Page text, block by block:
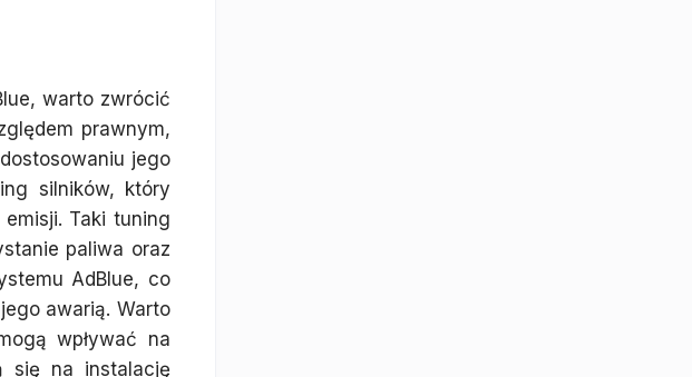
warto zwrócić
prawnym,
jego
silników, który
Taki tuning
paliwa oraz
AdBlue, co
awarią. Warto
wpływać na
się na instalację